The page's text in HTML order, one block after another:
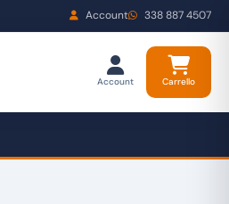
Account 338 887 4507
Account Carrello